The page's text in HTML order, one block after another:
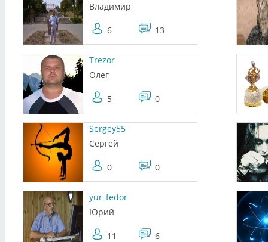
Владимир
6 13
Trezor
Олег
5 0
Sergey55
Сергей
0 0
yur_fedor
Юрий
11 6